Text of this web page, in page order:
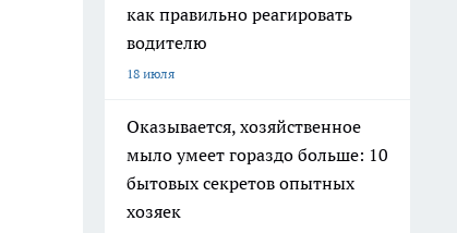
как правильно реагировать
водителю
18 июля
Оказывается, хозяйственное
мыло умеет гораздо больше: 10
бытовых секретов опытных
хозяек